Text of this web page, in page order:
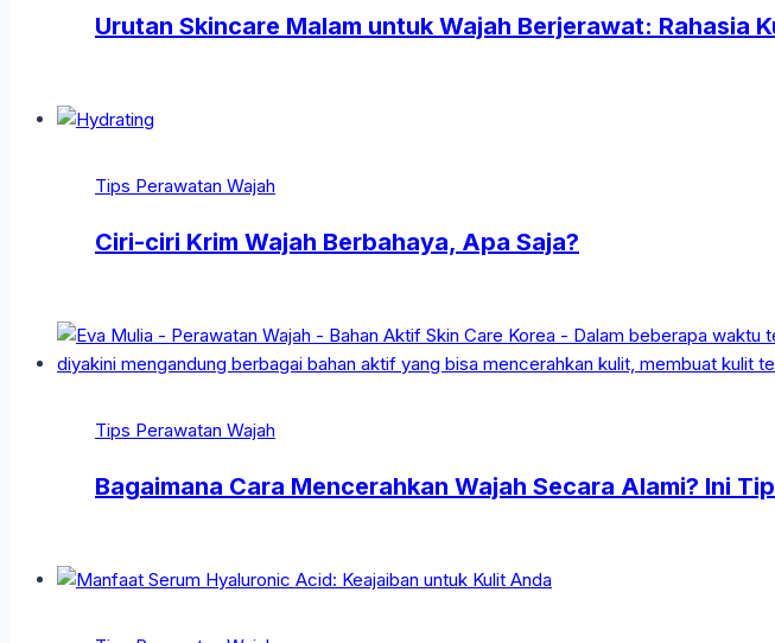
Urutan Skincare Malam untuk Wajah Berjerawat: Rahasia
Tips Perawatan Wajah
Ciri-ciri Krim Wajah Berbahaya, Apa Saja?
Tips Perawatan Wajah
Bagaimana Cara Mencerahkan Wajah Secara Alami? Ini